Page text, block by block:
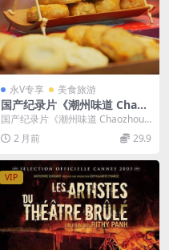
永V专享 美食旅游
国产纪录片《潮州味道 Chaoz
hou Flavor 2022》第一季全6
集 国语中字 4K超清/2160P/
MKV/5.75G 潮州美食
国产纪录片《潮州味道 Chaozhou F
lavor 2022》第一季全6集介绍...
2 月前 29.9
VIP